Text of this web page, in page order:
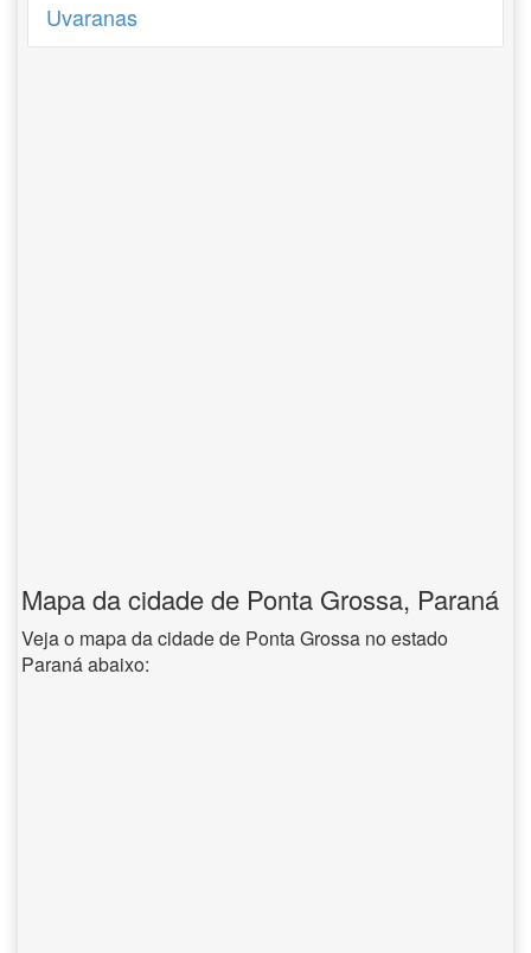
Uvaranas
Mapa da cidade de Ponta Grossa, Paraná
Veja o mapa da cidade de Ponta Grossa no estado
Paraná abaixo: